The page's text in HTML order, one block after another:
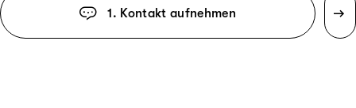
1. Kontakt aufnehmen